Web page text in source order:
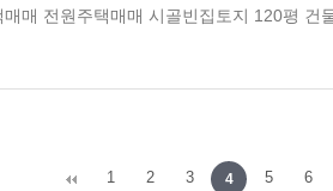
매 전원주택매매 시골빈집토지 120평
1 2 3 4 5 6